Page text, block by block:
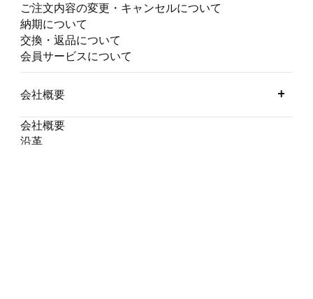
ご注文内容の変更・キャンセルについて
納期について
交換・返品について
会員サービスについて
会社概要
会社概要
沿革